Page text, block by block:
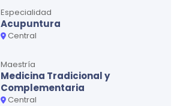
Especialidad
Acupuntura
Central
Maestría
Medicina Tradicional y
Complementaria
Central